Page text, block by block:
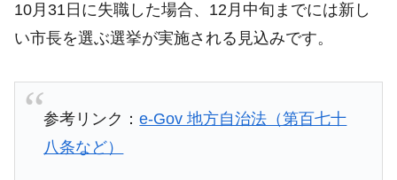
10月31日に失職した場合、12月中旬までには新し
い市長を選ぶ選挙が実施される見込みです。
参考リンク：e-Gov 地方自治法（第百七十
八条など）